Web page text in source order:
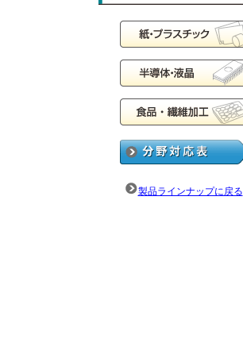
製品ラインナップに戻る